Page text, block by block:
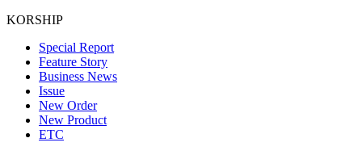
KORSHIP
Special Report
Feature Story
Business News
Issue
New Order
New Product
ETC